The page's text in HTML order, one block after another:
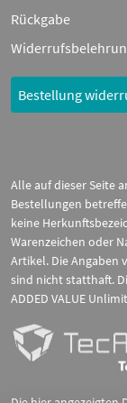
Rückgabe
Bestellung
Alle auf dieser Seite
Bestellungen
keine
Warenzeichen oder
Artikel. Die Angaben
sind nicht statthaft.
ADDED VALUE